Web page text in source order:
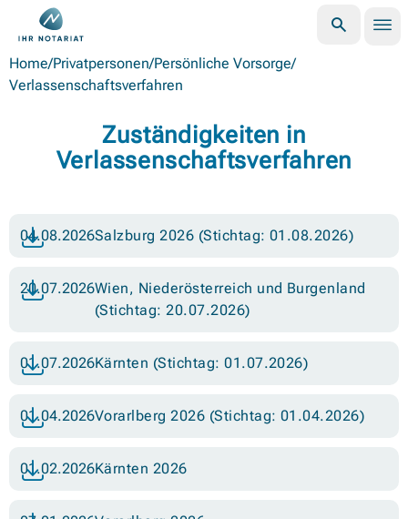
Zurück zur Startseite der Österreichischen Notariatskammer.
Suche
Home/Privatpersonen/Persönliche Vorsorge/
Verlassenschaftsverfahren
Zuständigkeiten in
Verlassenschaftsverfahren
Salzburg 2026 (Stichtag: 01.08.2026)
04.08.2026
Wien, Niederösterreich und Burgenland
(Stichtag: 20.07.2026)
20.07.2026
Kärnten (Stichtag: 01.07.2026)
01.07.2026
Vorarlberg 2026 (Stichtag: 01.04.2026)
01.04.2026
Kärnten 2026
01.02.2026